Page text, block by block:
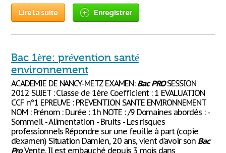
Lire la suite Enregistrer
Bac 1ère: prévention santé
environnement
ACADEMIE DE NANCY-METZ EXAMEN: Bac PROSESSION
2012 SUJET : Classe de 1ère Coefficient : 1 EVALUATION
CCF n°1 EPREUVE : PREVENTION SANTE ENVIRONNEMENT
NOM : Prénom : Durée : 1h NOTE : /9 Domaines abordés : -
Sommeil - Alimentation - Bruits - Les risques
professionnels Répondre sur une feuille à part (copie
d’examen) Situation Damien, 20 ans, vient d’avoir son Bac
ProVente. Il est embauché depuis 3 mois dans